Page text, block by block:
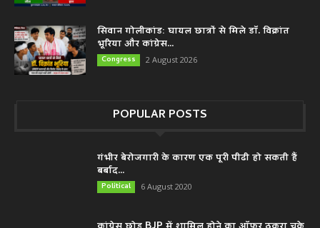
सिवान गोलीकांड: घायल छात्रों से मिले डॉ. विक्रांत
भूरिया और कांग्रेस...
Congress 2 August 2026
POPULAR POSTS
गंभीर बेरोजगारी के कारण एक पूरी पीढी हो सकती हैं
बर्बाद...
Political 6 August 2020